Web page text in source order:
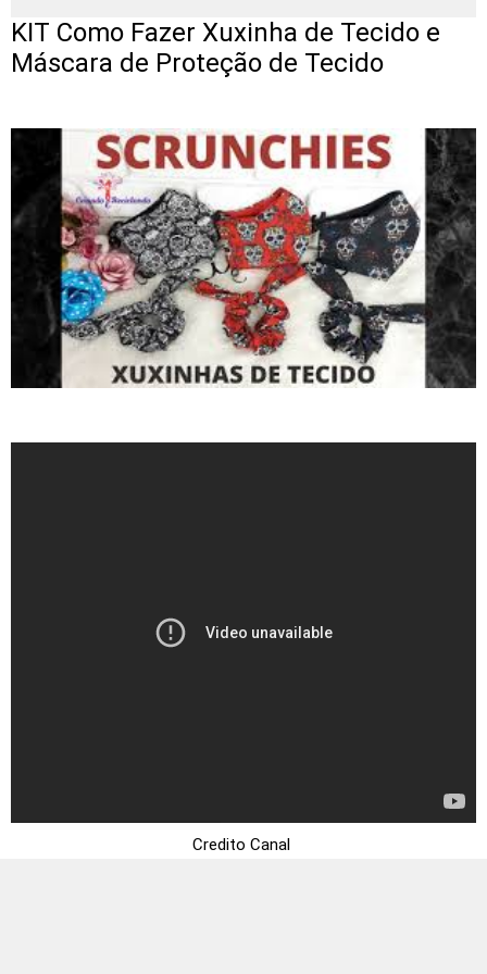
KIT Como Fazer Xuxinha de Tecido e
Máscara de Proteção de Tecido
Credito Canal